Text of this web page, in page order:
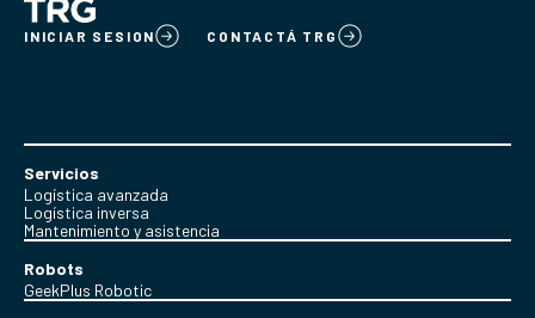
INICIAR SESION CONTACTÁ TRG
Servicios
Logística avanzada
Logística inversa
Mantenimiento y asistencia
Robots
GeekPlus Robotic